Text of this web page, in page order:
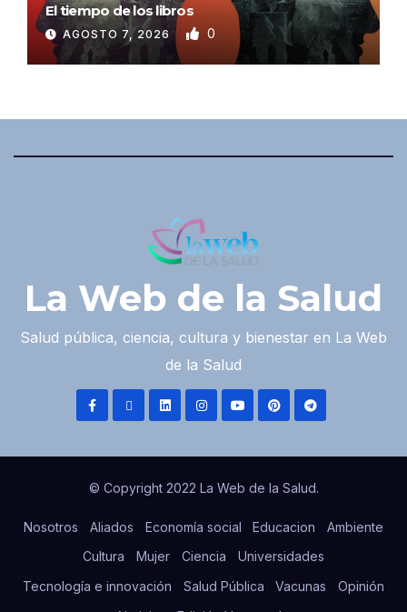
El tiempo de los libros
AGOSTO 7, 2026 0
La Web de la Salud
Salud pública, ciencia, cultura y bienestar en La Web
de la Salud
© Copyright 2022 La Web de la Salud.
Nosotros Aliados Economía social Educacion
Ambiente
Cultura
Mujer Ciencia
Universidades
Tecnología e innovación
Salud Pública Vacunas
Opinión